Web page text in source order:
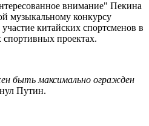
внимание" Пекина
музыкальному конкурсу
китайских спортсменов в
проектах.
быть максимально огражден
Путин.